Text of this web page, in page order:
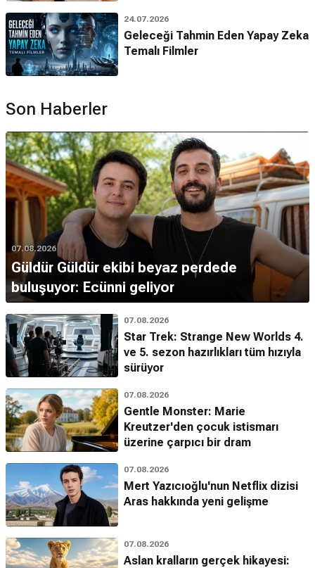
24.07.2026
Geleceği Tahmin Eden Yapay Zeka
Temalı Filmler
Son Haberler
07.08.2026
Güldür Güldür ekibi beyaz perdede
buluşuyor: Ecünni geliyor
07.08.2026
Star Trek: Strange New Worlds 4.
ve 5. sezon hazırlıkları tüm hızıyla
sürüyor
07.08.2026
Gentle Monster: Marie
Kreutzer'den çocuk istismarı
üzerine çarpıcı bir dram
07.08.2026
Mert Yazıcıoğlu'nun Netflix dizisi
Aras hakkında yeni gelişme
07.08.2026
Aslan kralların gerçek hikayesi: